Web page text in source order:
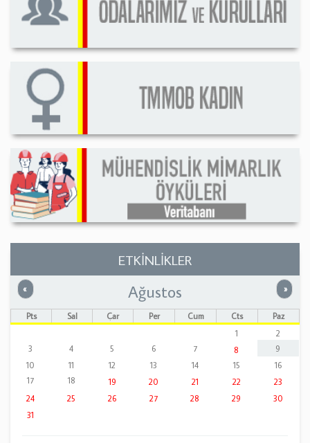
ETKİNLİKLER
« Önceki »
Ağustos
Pts Sal Çar Per Cum Cts
Paz
1
2
3
4 5 6 7 8
9
10
11 12 13 14 15
16
17
18 19 20 21 22
23
24
25 26 27 28 29
30
31